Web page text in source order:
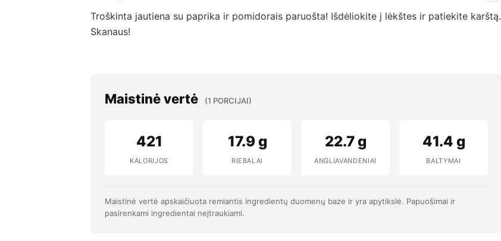
Troškinta jautiena su paprika ir pomidorais paruošta! Išdėliokite į lėkštes ir patiekite karštą.
Skanaus!
Maistinė vertė (1 PORCIJAI)
421
KALORIJOS
17.9 g
RIEBALAI
22.7 g
ANGLIAVANDENIAI
41.4 g
BALTYMAI
Maistinė vertė apskaičiuota remiantis ingredientų duomenų baze ir yra apytikslė. Papuošimai ir
pasirenkami ingredientai neįtraukiami.